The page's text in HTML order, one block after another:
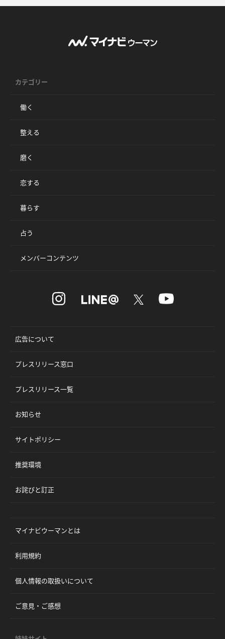
カテゴリー
働く
整える
磨く
恋する
暮らす
占う
メンバーコンテンツ
広告について
プレスリリース窓口
プレスリリース一覧
お知らせ
サイトポリシー
推奨環境
お詫びと訂正
マイナビウーマンとは
利用規約
個人情報の取扱いについて
ご意見・ご感想